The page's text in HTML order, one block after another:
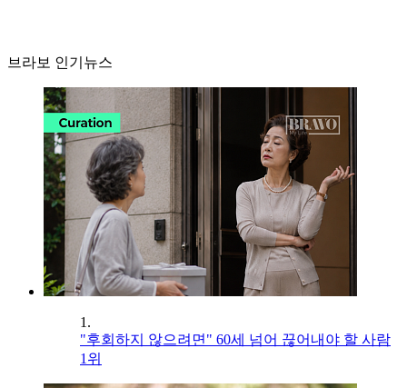
브라보 인기뉴스
1.
"후회하지 않으려면" 60세 넘어 끊어내야 할 사람
1위